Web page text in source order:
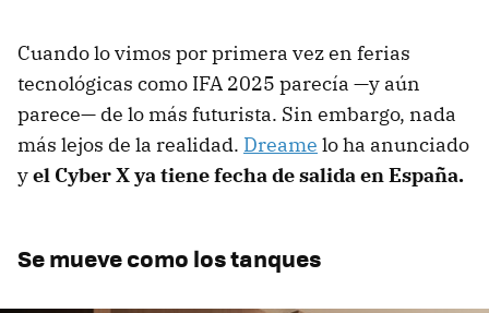
Cuando lo vimos por primera vez en ferias
tecnológicas como IFA 2025 parecía —y aún
parece— de lo más futurista. Sin embargo, nada
más lejos de la realidad. Dreame lo ha anunciado
yel Cyber X ya tiene fecha de salida en España.
Se mueve como los tanques